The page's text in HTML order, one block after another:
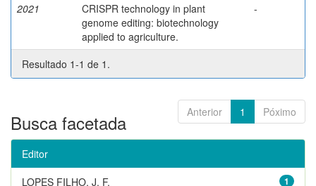
2021
CRISPR technology in plant
genome editing: biotechnology
applied to agriculture.
-
Resultado 1-1 de 1.
Anterior 1 Póximo
Busca facetada
Editor
1
LOPES FILHO, J. F.